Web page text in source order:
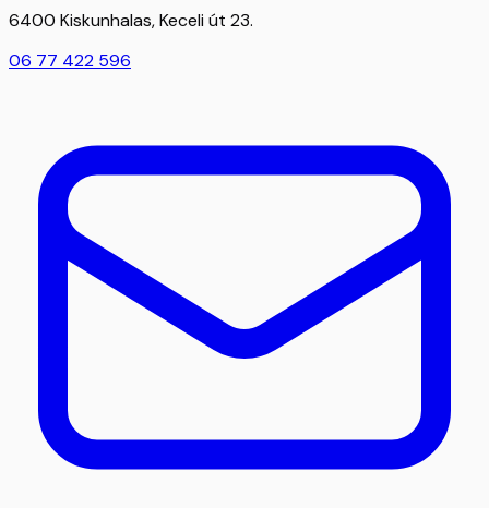
6400 Kiskunhalas, Keceli út 23.
06 77 422 596